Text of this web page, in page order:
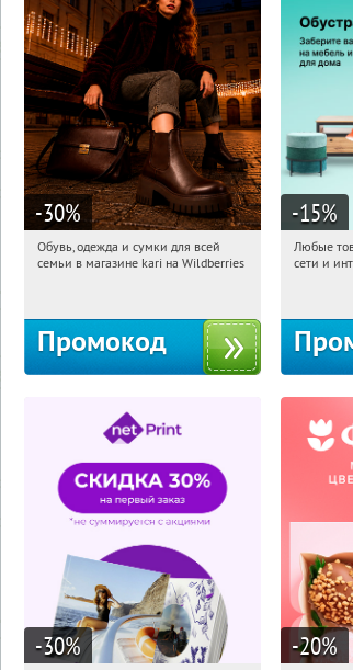
-30%
16:04:59 Получили:
Обувь, одежда и сумки для всей
семьи в магазине kari на Wildberries
Промокод
-15%
Любые
сети и
-30% -20%